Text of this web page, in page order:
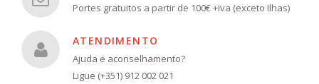
Portes gratuitos a partir de 100€ +iva (exceto Ilhas)
ATENDIMENTO
Ajuda e aconselhamento?
Ligue (+351) 912 002 021